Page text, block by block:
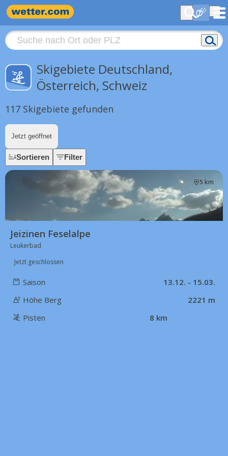
Skigebiete Deutschland,
Österreich, Schweiz
117 Skigebiete gefunden
Jetzt geöffnet
Sortieren Filter
5 km
Jeizinen Feselalpe
Leukerbad
Jetzt geschlossen
Saison
13.12. - 15.03.
Höhe Berg
2221 m
Pisten
8 km